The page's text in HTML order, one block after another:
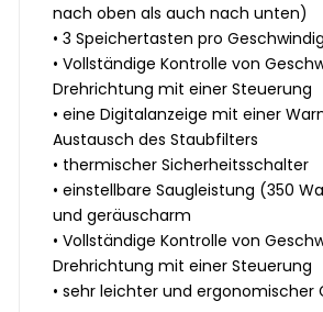
nach oben als auch nach unten)
• 3 Speichertasten pro
• Vollständige Kontrolle von
Drehrichtung mit einer Steuerung
• eine Digitalanzeige mit einer
Austausch des Staubfilters
• thermischer Sicherheitsschalter
• einstellbare Saugleistung (350
und geräuscharm
• Vollständige Kontrolle von
Drehrichtung mit einer Steuerung
• sehr leichter und ergonomischer